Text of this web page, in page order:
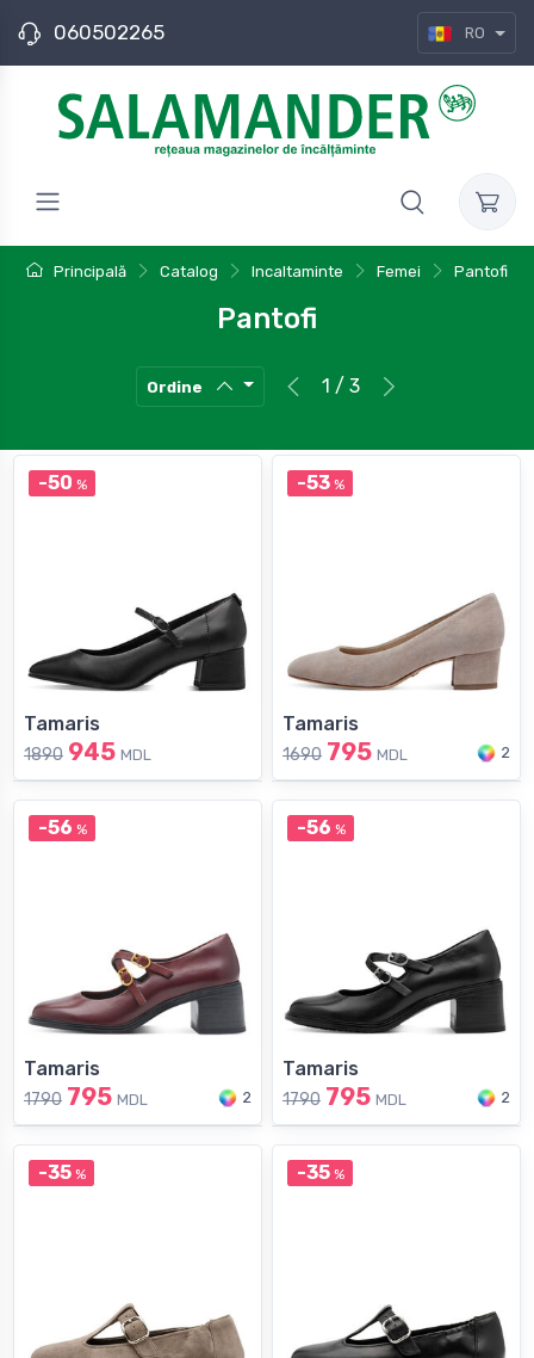
060502265 RO
Principală Catalog Incaltaminte Femei Pantofi
Pantofi
Ordine 1 / 3
-50 %
Tamaris
1890 945 MDL
-53%
Tamaris
1690 795 MDL 2
-56 %
Tamaris
1790 795 MDL 2
-56 %
Tamaris
1790 795 MDL 2
-35% -35%